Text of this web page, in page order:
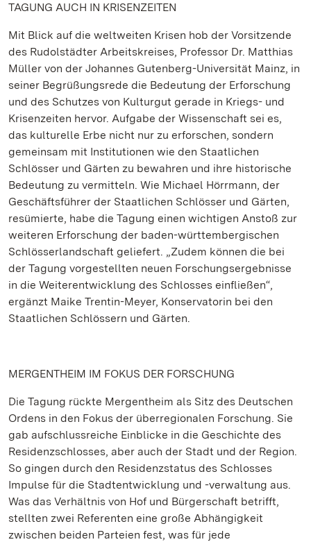
TAGUNG AUCH IN KRISENZEITEN
Mit Blick auf die weltweiten Krisen hob der Vorsitzende
des Rudolstädter Arbeitskreises, Professor Dr. Matthias
Müller von der Johannes Gutenberg-Universität Mainz, in
seiner Begrüßungsrede die Bedeutung der Erforschung
und des Schutzes von Kulturgut gerade in Kriegs- und
Krisenzeiten hervor. Aufgabe der Wissenschaft sei es,
das kulturelle Erbe nicht nur zu erforschen, sondern
gemeinsam mit Institutionen wie den Staatlichen
Schlösser und Gärten zu bewahren und ihre historische
Bedeutung zu vermitteln. Wie Michael Hörrmann, der
Geschäftsführer der Staatlichen Schlösser und Gärten,
resümierte, habe die Tagung einen wichtigen Anstoß zur
weiteren Erforschung der baden-württembergischen
Schlösserlandschaft geliefert. „Zudem können die bei
der Tagung vorgestellten neuen Forschungsergebnisse
in die Weiterentwicklung des Schlosses einfließen“,
ergänzt Maike Trentin-Meyer, Konservatorin bei den
Staatlichen Schlössern und Gärten.
MERGENTHEIM IM FOKUS DER FORSCHUNG
Die Tagung rückte Mergentheim als Sitz des Deutschen
Ordens in den Fokus der überregionalen Forschung. Sie
gab aufschlussreiche Einblicke in die Geschichte des
Residenzschlosses, aber auch der Stadt und der Region.
So gingen durch den Residenzstatus des Schlosses
Impulse für die Stadtentwicklung und -verwaltung aus.
Was das Verhältnis von Hof und Bürgerschaft betrifft,
stellten zwei Referenten eine große Abhängigkeit
zwischen beiden Parteien fest, was für jede